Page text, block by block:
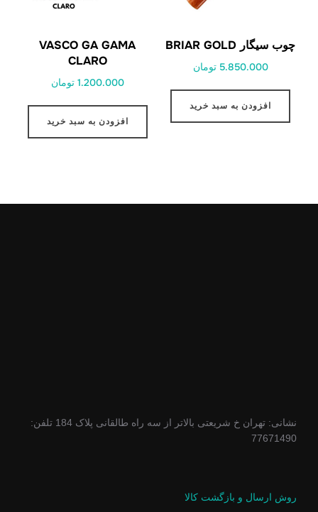
چوب سیگار BRIAR GOLD
5.850.000 تومان
افزودن به سبد خرید
VASCO GA GAMA
CLARO
1.200.000 تومان
افزودن به سبد خرید
نشانی: تهران خ شریعتی بالاتر از سه راه طالقانی پلاک 184 تلفن:
77671490
روش ارسال و بازگشت کالا